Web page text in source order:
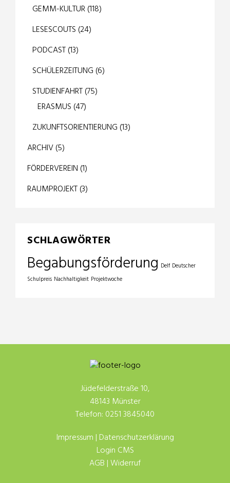
GEMM-KULTUR(118)
LESESCOUTS (24)
PODCAST(13)
SCHÜLERZEITUNG (6)
STUDIENFAHRT(75)
ERASMUS (47)
ZUKUNFTSORIENTIERUNG (13)
ARCHIV(5)
FÖRDERVEREIN (1)
RAUMPROJEKT(3)
SCHLAGWÖRTER
Begabungsförderung Delf Deutscher
Schulpreis Nachhaltigkeit Projektwoche
Jüdefelderstraße 10,
48143 Münster
Telefon: 0251 3845040
Impressum | Datenschutzerklärung
Login CMS
AGB |Widerruf